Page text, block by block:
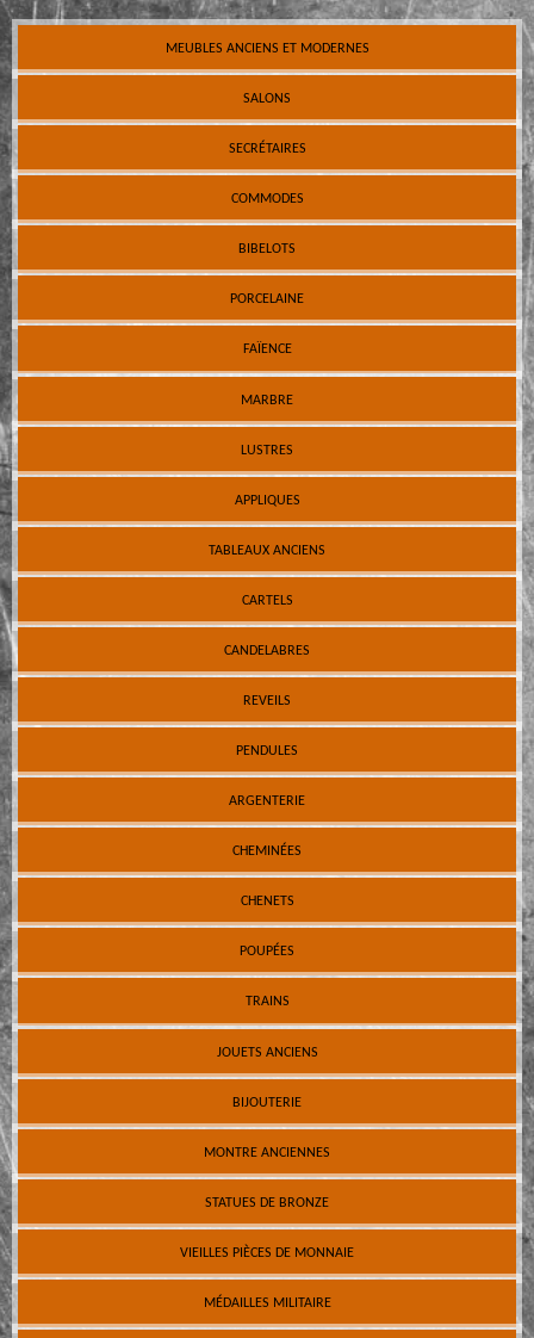
MEUBLES ANCIENS ET MODERNES
SALONS
SECRÉTAIRES
COMMODES
BIBELOTS
PORCELAINE
FAÏENCE
MARBRE
LUSTRES
APPLIQUES
TABLEAUX ANCIENS
CARTELS
CANDELABRES
REVEILS
PENDULES
ARGENTERIE
CHEMINÉES
CHENETS
POUPÉES
TRAINS
JOUETS ANCIENS
BIJOUTERIE
MONTRE ANCIENNES
STATUES DE BRONZE
VIEILLES PIÈCES DE MONNAIE
MÉDAILLES MILITAIRE